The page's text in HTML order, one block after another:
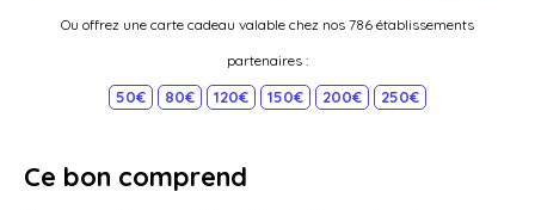
Ou offrez une carte cadeau valable chez nos 786 établissements
partenaires :
50€ 80€ 120€ 150€ 200€ 250€
Ce bon comprend